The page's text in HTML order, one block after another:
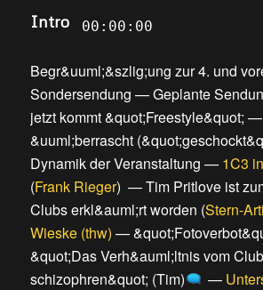
Intro 00:00:00
Begr&uuml;&szlig;ung zur 4. und
Sondersendung —Geplante
jetzt kommt &quot;Freestyle&quot; —
&uuml;berrascht
Dynamik der Veranstaltung — 1C3
(Frank Rieger) —Tim Pritlove ist
Clubs erkl&auml;rt worden (Stern-
Wieske (thw) —
&quot;Das Verh&auml;ltnis vom
schizophren&quot; (Tim)
—